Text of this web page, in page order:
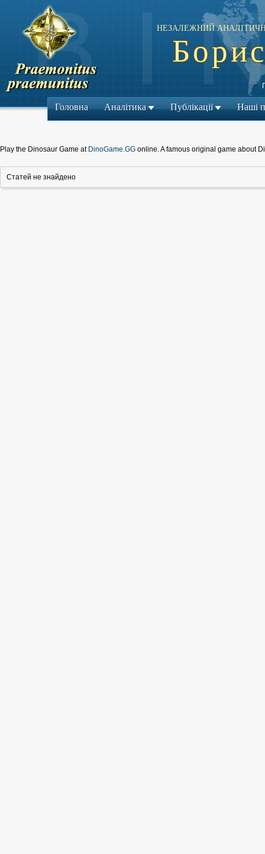
НЕЗАЛЕЖНИЙ
Головна Аналітика Публікації Наші
Play the Dinosaur Game at DinoGame.GG online. A famous original game about
Статей не знайдено